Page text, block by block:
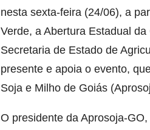
nesta sexta-feira (24/06), a
Verde, a Abertura Estadual
Secretaria de Estado de
presente e apoia o evento,
Soja e Milho de Goiás
O presidente da Aprosoja-